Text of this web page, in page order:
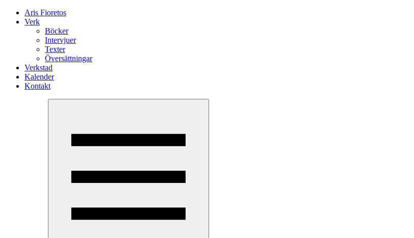
Aris Fioretos
Verk
Böcker
Intervjuer
Texter
Översättningar
Verkstad
Kalender
Kontakt